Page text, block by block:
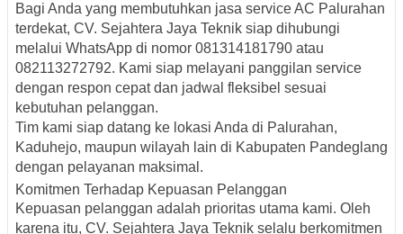
Bagi Anda yang membutuhkan jasa service AC Palurahan
terdekat, CV. Sejahtera Jaya Teknik siap dihubungi
melalui WhatsApp di nomor 081314181790 atau
082113272792. Kami siap melayani panggilan service
dengan respon cepat dan jadwal fleksibel sesuai
kebutuhan pelanggan.
Tim kami siap datang ke lokasi Anda di Palurahan,
Kaduhejo, maupun wilayah lain di Kabupaten Pandeglang
dengan pelayanan maksimal.
Komitmen Terhadap Kepuasan Pelanggan
Kepuasan pelanggan adalah prioritas utama kami. Oleh
karena itu, CV. Sejahtera Jaya Teknik selalu berkomitmen